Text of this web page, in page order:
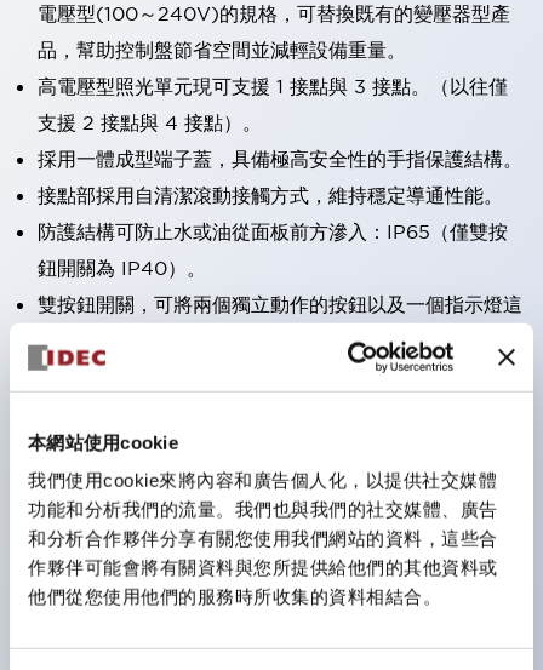
本網站使用cookie
我們使用cookie來將內容和廣告個人化，以提供社交媒體
功能和分析我們的流量。我們也與我們的社交媒體、廣告
和分析合作夥伴分享有關您使用我們網站的資料，這些合
作夥伴可能會將有關資料與您所提供給他們的其他資料或
他們從您使用他們的服務時所收集的資料相結合。
電壓型(100～240V)的規格，可替換既有的變壓器型產
品，幫助控制盤節省空間並減輕設備重量。
高電壓型照光單元現可支援 1 接點與 3 接點。（以往僅
支援 2 接點與 4 接點）。
採用一體成型端子蓋，具備極高安全性的手指保護結構。
接點部採用自清潔滾動接觸方式，維持穩定導通性能。
防護結構可防止水或油從面板前方滲入：IP65（僅雙按
鈕開關為 IP40）。
雙按鈕開關，可將兩個獨立動作的按鈕以及一個指示燈這
三種功能集結於一顆開關。
完整支援全球各地需求的多種電壓規格。
需分色管理的 LED 燈泡，如今可用單一顆燈泡呈現多種
顏色。
支援色彩通用設計（CUD）：可清楚辨識正方平頭形指
示燈的亮燈/熄燈狀態，以及點燈時的顏色識別。
符合 ISO 3864-4 安全色規範：在危險或緊急狀況下，